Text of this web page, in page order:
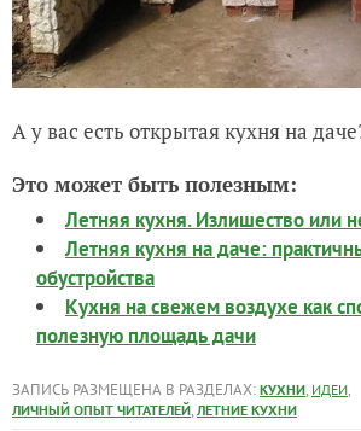
А у вас есть открытая кухня на
Это может быть полезным:
Летняя кухня. Излишество или
Летняя кухня на даче:
обустройства
Кухня на свежем воздухе как
полезную площадь дачи
ЗАПИСЬ РАЗМЕЩЕНА В РАЗДЕЛАХ: КУХНИ, ИДЕИ,
ЛИЧНЫЙ ОПЫТ ЧИТАТЕЛЕЙ, ЛЕТНИЕ КУХНИ